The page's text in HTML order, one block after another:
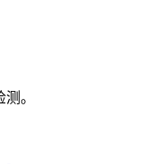
。